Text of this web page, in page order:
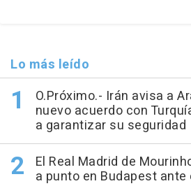
Lo más leído
O.Próximo.- Irán avisa a
nuevo acuerdo con
a garantizar su seguridad
El Real Madrid de
a punto en Budapest